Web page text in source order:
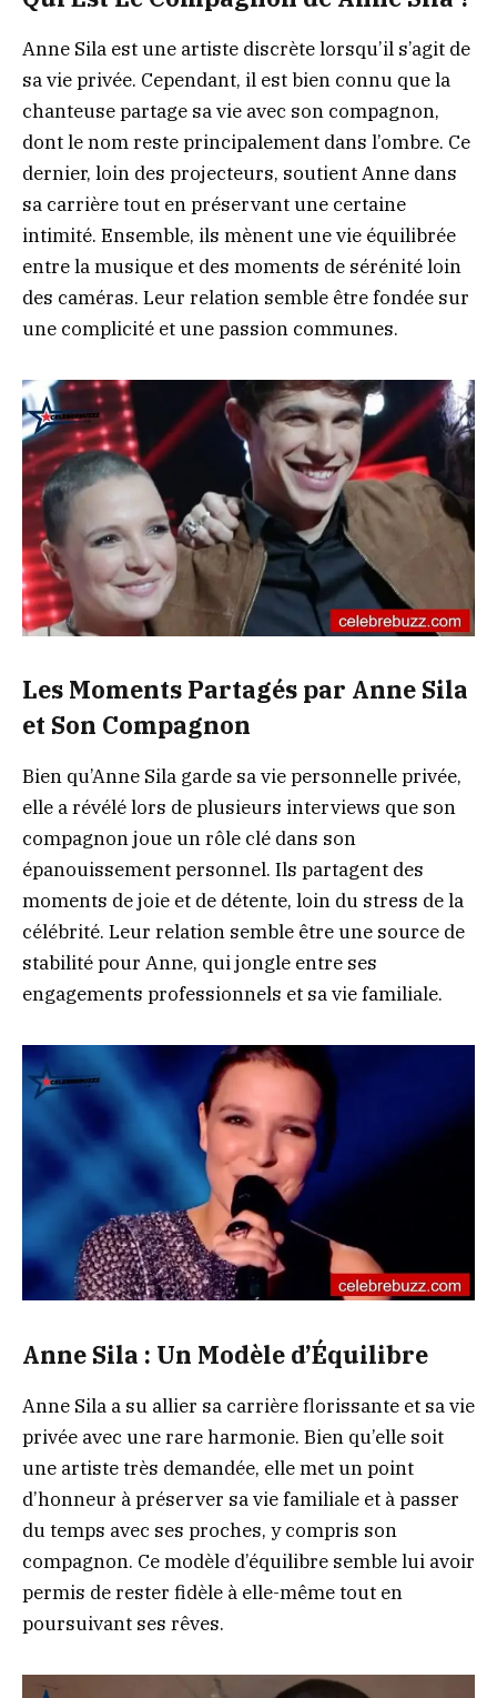
Anne Sila est une artiste discrète lorsqu’il s’agit de
sa vie privée. Cependant, il est bien connu que la
chanteuse partage sa vie avec son compagnon,
dont le nom reste principalement dans l’ombre. Ce
dernier, loin des projecteurs, soutient Anne dans
sa carrière tout en préservant une certaine
intimité. Ensemble, ils mènent une vie équilibrée
entre la musique et des moments de sérénité loin
des caméras. Leur relation semble être fondée sur
une complicité et une passion communes.
Les Moments Partagés par Anne Sila
et Son Compagnon
Bien qu’Anne Sila garde sa vie personnelle privée,
elle a révélé lors de plusieurs interviews que son
compagnon joue un rôle clé dans son
épanouissement personnel. Ils partagent des
moments de joie et de détente, loin du stress de la
célébrité. Leur relation semble être une source de
stabilité pour Anne, qui jongle entre ses
engagements professionnels et sa vie familiale.
Anne Sila : Un Modèle d’Équilibre
Anne Sila a su allier sa carrière florissante et sa vie
privée avec une rare harmonie. Bien qu’elle soit
une artiste très demandée, elle met un point
d’honneur à préserver sa vie familiale et à passer
du temps avec ses proches, y compris son
compagnon. Ce modèle d’équilibre semble lui avoir
permis de rester fidèle à elle-même tout en
poursuivant ses rêves.